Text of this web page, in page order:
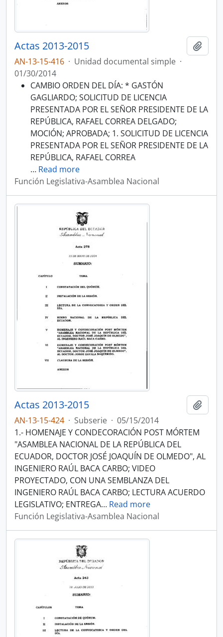
Actas 2013-2015
AN-13-15-416 · Unidad documental simple ·
01/30/2014
CAMBIO ORDEN DEL DÍA: * GASTÓN
GAGLIARDO; SOLICITUD DE LICENCIA
PRESENTADA POR EL SEÑOR PRESIDENTE DE LA
REPÚBLICA, RAFAEL CORREA DELGADO;
MOCIÓN; APROBADA; 1. SOLICITUD DE LICENCIA
PRESENTADA POR EL SEÑOR PRESIDENTE DE LA
REPÚBLICA, RAFAEL CORREA
… Read more
Función Legislativa-Asamblea Nacional
Actas 2013-2015
AN-13-15-424 · Subserie · 05/15/2014
1.- HOMENAJE Y CONDECORACIÓN POST MÓRTEM
"ASAMBLEA NACIONAL DE LA REPÚBLICA DEL
ECUADOR, DOCTOR JOSÉ JOAQUÍN DE OLMEDO", AL
INGENIERO RAÚL BACA CARBO; VIDEO
PROYECTADO, CON UNA SEMBLANZA DEL
INGENIERO RAÚL BACA CARBO; LECTURA ACUERDO
LEGISLATIVO; ENTREGA… Read more
Función Legislativa-Asamblea Nacional